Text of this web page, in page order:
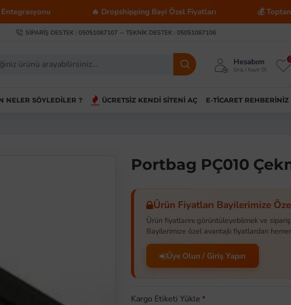
🔥 Dropshipping Bayi Özel Fiyatları 💰 Toptan
SIPARIŞ DESTEK : 05051087107 -- TEKNIK DESTEK : 05051087106
Hesabım
Giriş / Kayıt Ol
NELER SÖYLEDILER ? ÜCRETSIZ KENDI SITENI AÇ E-TICARET REHBERINIZ
Portbag PÇ010
Ürün Fiyatları Bayilerimize
Ürün fiyatlarını görüntüleyebilmek ve
Bayilerimize özel avantajlı fiyatlardan
Üye Olun / Giriş Yapın
Kargo Etiketi Yükle